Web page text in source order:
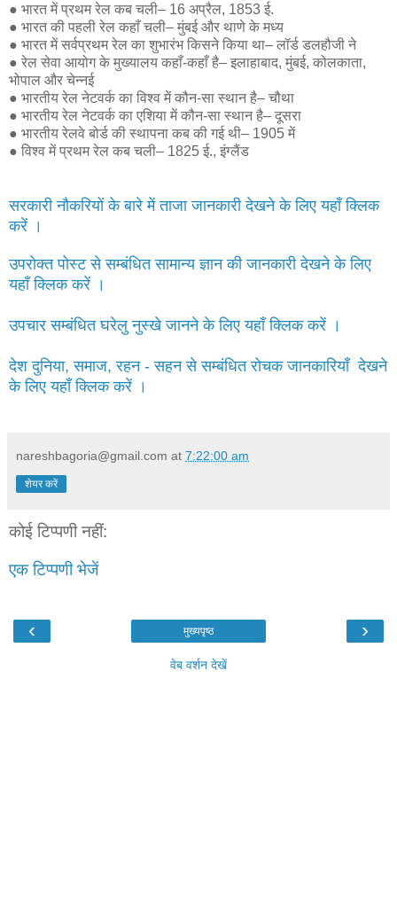
● भारत में प्रथम रेल कब चली– 16 अप्रैल, 1853 ई.
● भारत की पहली रेल कहाँ चली– मुंबई और थाणे के मध्य
● भारत में सर्वप्रथम रेल का शुभारंभ किसने किया था– लॉर्ड डलहौजी ने
● रेल सेवा आयोग के मुख्यालय कहाँ-कहाँ है– इलाहाबाद, मुंबई, कोलकाता,
भोपाल और चेन्नई
● भारतीय रेल नेटवर्क का विश्व में कौन-सा स्थान है– चौथा
● भारतीय रेल नेटवर्क का एशिया में कौन-सा स्थान है– दूसरा
● भारतीय रेलवे बोर्ड की स्थापना कब की गई थी– 1905 में
● विश्व में प्रथम रेल कब चली– 1825 ई., इंग्लैंड
सरकारी नौकरियों के बारे में ताजा जानकारी देखने के लिए यहाँ क्लिक
करें ।
उपरोक्त पोस्ट से सम्बंधित सामान्य ज्ञान की जानकारी देखने के लिए
यहाँ क्लिक करें ।
उपचार सम्बंधित घरेलु नुस्खे जानने के लिए यहाँ क्लिक करें ।
देश दुनिया, समाज, रहन - सहन से सम्बंधित रोचक जानकारियाँ देखने
के लिए यहाँ क्लिक करें ।
nareshbagoria@gmail.com at 7:22:00 am
शेयर करें
कोई टिप्पणी नहीं:
एक टिप्पणी भेजें
‹ ›
मुख्यपृष्ठ
वेब वर्शन देखें